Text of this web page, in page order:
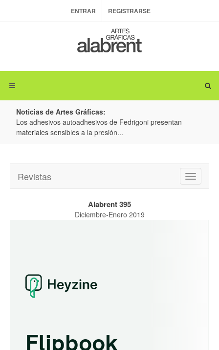
ENTRAR REGISTRARSE
Noticias de Artes Gráficas:
Los adhesivos autoadhesivos de Fedrigoni presentan
materiales sensibles a la presión...
Toggle
Revistas
Alabrent 395
Diciembre-Enero 2019